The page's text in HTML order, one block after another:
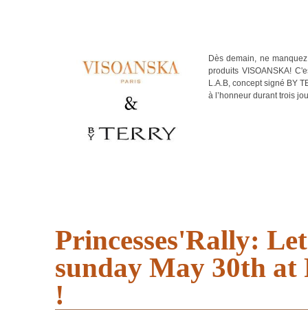
Dès demain, ne
produits VISOANSKA!
L.A.B, concept signé BY
à l’honneur durant trois
Princesses'Rally:
sunday May 30th at
!